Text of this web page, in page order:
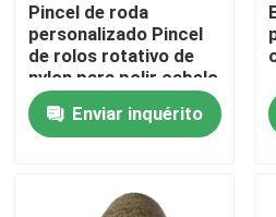
Casa
Pincel de roda
personalizado Pincel
de rolos rotativo de
nylon para polir cabelo
de cavalo
Enviar inquérito